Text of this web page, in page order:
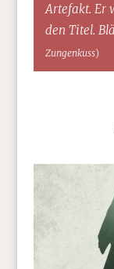
Artefakt. Er
den Titel.
Zungenkuss)